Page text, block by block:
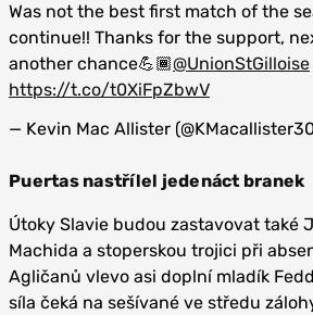
Was not the best first match of the
continue!! Thanks for the support,
another chance💪🏾@UnionStGilloise
https://t.co/t0XiFpZbwV
— Kevin Mac Allister
Puertas nastřílel jedenáct branek
Útoky Slavie budou zastavovat také
Machida a stoperskou trojici při
Agličanů vlevo asi doplní mladík
síla čeká na sešívané ve středu